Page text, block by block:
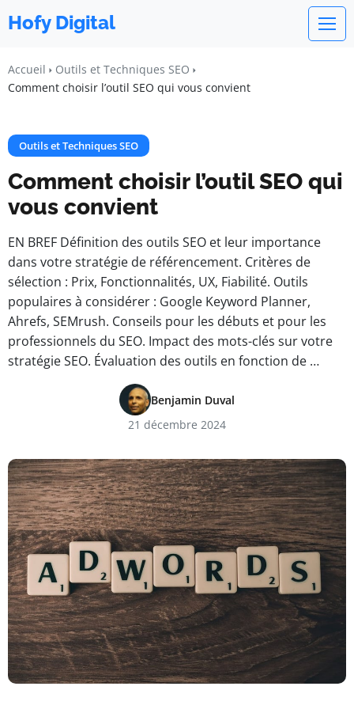
Hofy Digital
Accueil
Outils et Techniques SEO
Comment choisir l’outil SEO qui vous convient
Outils et Techniques SEO
Comment choisir l’outil SEO qui
vous convient
EN BREF Définition des outils SEO et leur importance
dans votre stratégie de référencement. Critères de
sélection : Prix, Fonctionnalités, UX, Fiabilité. Outils
populaires à considérer : Google Keyword Planner,
Ahrefs, SEMrush. Conseils pour les débuts et pour les
professionnels du SEO. Impact des mots-clés sur votre
stratégie SEO. Évaluation des outils en fonction de …
Benjamin Duval
21 décembre 2024